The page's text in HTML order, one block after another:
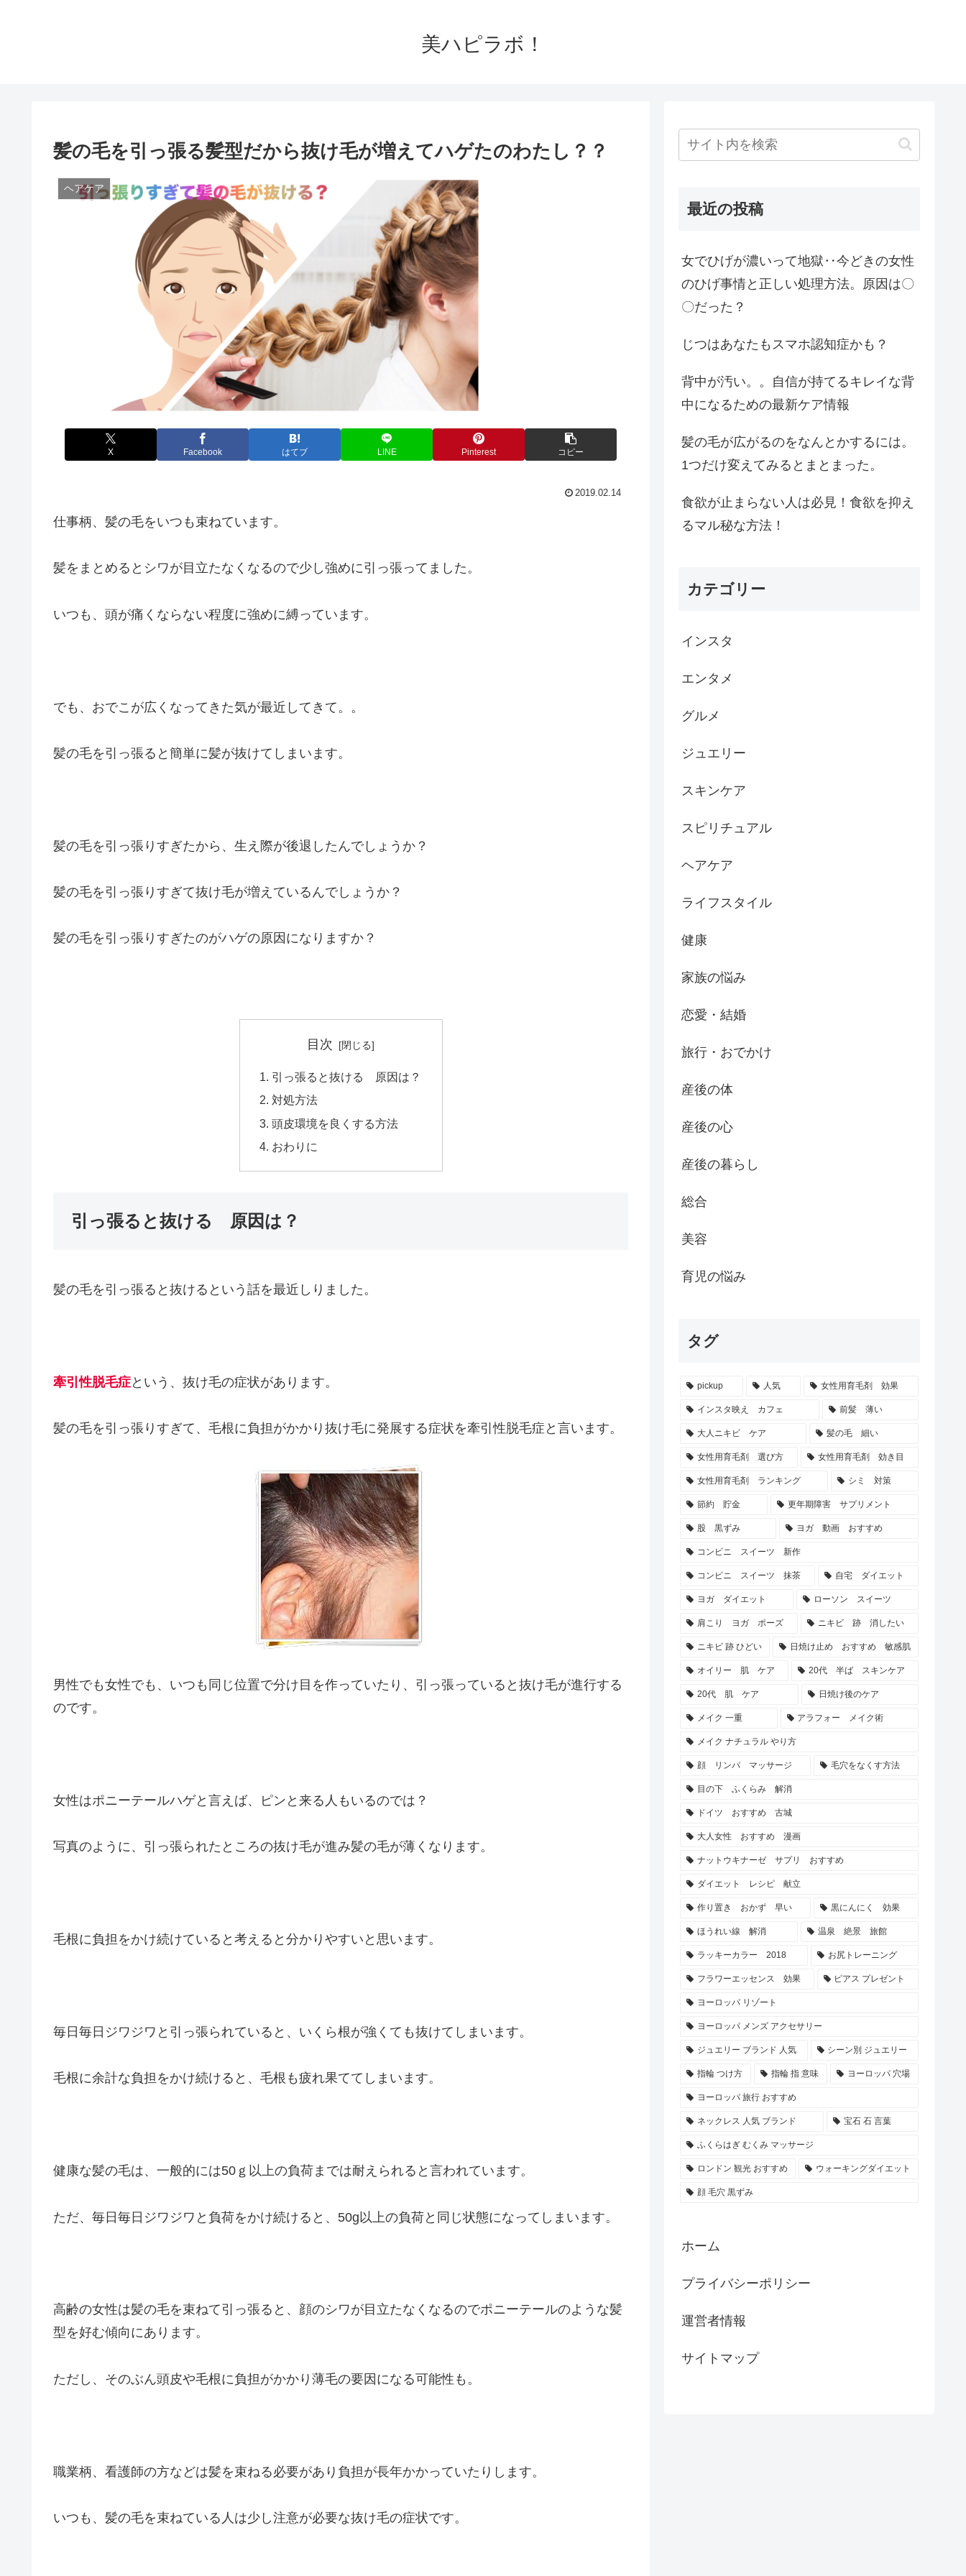
美ハピラボ！
髪の毛を引っ張る髪型だから抜け毛が増えてハゲたのわたし？？
ヘアケア
X Facebook はてブ LINE Pinterest コピー
2019.02.14
仕事柄、髪の毛をいつも束ねています。
髪をまとめるとシワが目立たなくなるので少し強めに引っ張ってました。
いつも、頭が痛くならない程度に強めに縛っています。
でも、おでこが広くなってきた気が最近してきて。。
髪の毛を引っ張ると簡単に髪が抜けてしまいます。
髪の毛を引っ張りすぎたから、生え際が後退したんでしょうか？
髪の毛を引っ張りすぎて抜け毛が増えているんでしょうか？
髪の毛を引っ張りすぎたのがハゲの原因になりますか？
目次
引っ張ると抜ける 原因は？
対処方法
頭皮環境を良くする方法
おわりに
引っ張ると抜ける 原因は？
髪の毛を引っ張ると抜けるという話を最近しりました。
牽引性脱毛症という、抜け毛の症状があります。
髪の毛を引っ張りすぎて、毛根に負担がかかり抜け毛に発展する症状を牽引性脱毛症と言います。
男性でも女性でも、いつも同じ位置で分け目を作っていたり、引っ張っていると抜け毛が進行する
のです。
女性はポニーテールハゲと言えば、ピンと来る人もいるのでは？
写真のように、引っ張られたところの抜け毛が進み髪の毛が薄くなります。
毛根に負担をかけ続けていると考えると分かりやすいと思います。
毎日毎日ジワジワと引っ張られていると、いくら根が強くても抜けてしまいます。
毛根に余計な負担をかけ続けると、毛根も疲れ果ててしまいます。
健康な髪の毛は、 一般的には50ｇ以上の負荷までは耐えられる と言われています。
ただ、毎日毎日ジワジワと負荷をかけ続けると、50g以上の負荷と同じ状態になってしまいます。
高齢の女性は髪の毛を束ねて引っ張ると、顔のシワが目立たなくなるのでポニーテールのような髪
型を好む傾向にあります。
ただし、そのぶん頭皮や毛根に負担がかかり薄毛の要因になる可能性も。
職業柄、看護師の方などは髪を束ねる必要があり負担が長年かかっていたりします。
いつも、髪の毛を束ねている人は少し注意が必要な抜け毛の症状です。
最近の投稿
女でひげが濃いって地獄‥今どきの女性
のひげ事情と正しい処理方法。原因は〇
〇だった？
じつはあなたもスマホ認知症かも？
背中が汚い。。自信が持てるキレイな背
中になるための最新ケア情報
髪の毛が広がるのをなんとかするには。
1つだけ変えてみるとまとまった。
食欲が止まらない人は必見！食欲を抑え
るマル秘な方法！
カテゴリー
インスタ
エンタメ
グルメ
ジュエリー
スキンケア
スピリチュアル
ヘアケア
ライフスタイル
健康
家族の悩み
恋愛・結婚
旅行・おでかけ
産後の体
産後の心
産後の暮らし
総合
美容
育児の悩み
タグ
pickup 人気 女性用育毛剤 効果
インスタ映え カフェ 前髪 薄い
大人ニキビ ケア 髪の毛 細い
女性用育毛剤 選び方 女性用育毛剤 効き目
女性用育毛剤 ランキング シミ 対策
節約 貯金 更年期障害 サプリメント
股 黒ずみ ヨガ 動画 おすすめ
コンビニ スイーツ 新作
コンビニ スイーツ 抹茶 自宅 ダイエット
ヨガ ダイエット ローソン スイーツ
肩こり ヨガ ポーズ ニキビ 跡 消したい
ニキビ 跡 ひどい 日焼け止め おすすめ 敏感肌
オイリー 肌 ケア 20代 半ば スキンケア
20代 肌 ケア 日焼け後のケア
メイク 一重 アラフォー メイク術
メイク ナチュラル やり方
顔 リンパ マッサージ 毛穴をなくす方法
目の下 ふくらみ 解消
ドイツ おすすめ 古城
大人女性 おすすめ 漫画
ナットウキナーゼ サプリ おすすめ
ダイエット レシピ 献立
作り置き おかず 早い 黒にんにく 効果
ほうれい線 解消 温泉 絶景 旅館
ラッキーカラー 2018 お尻トレーニング
フラワーエッセンス 効果 ピアス プレゼント
ヨーロッパ リゾート
ヨーロッパ メンズ アクセサリー
ジュエリー ブランド 人気 シーン別 ジュエリー
指輪 つけ方 指輪 指 意味 ヨーロッパ 穴場
ヨーロッパ 旅行 おすすめ
ネックレス 人気 ブランド 宝石 石 言葉
ふくらはぎ むくみ マッサージ
ロンドン 観光 おすすめ ウォーキングダイエット
顔 毛穴 黒ずみ
ホーム
プライバシーポリシー
運営者情報
サイトマップ